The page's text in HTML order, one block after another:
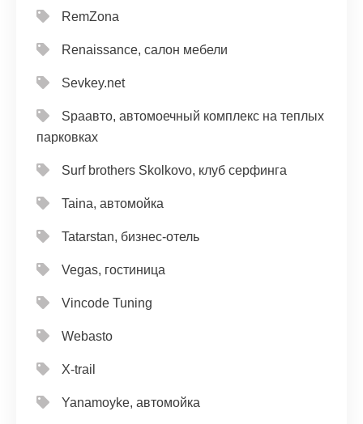
RemZona
Renaissance, салон мебели
Sevkey.net
Spaавто, автомоечный комплекс на теплых
парковках
Surf brothers Skolkovo, клуб серфинга
Taina, автомойка
Tatarstan, бизнес-отель
Vegas, гостиница
Vincode Tuning
Webasto
X-trail
Yanamoyke, автомойка